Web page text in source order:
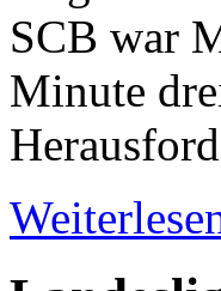
SCB war
Minute